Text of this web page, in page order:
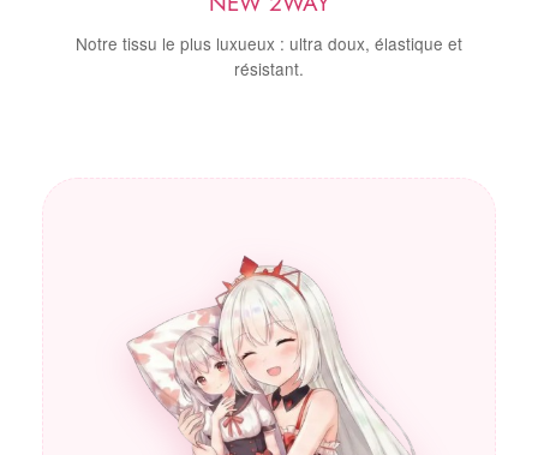
Notre tissu le plus luxueux : ultra doux, élastique et
résistant.